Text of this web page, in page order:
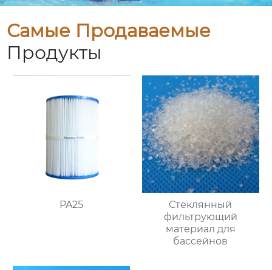
Самые Продаваемые
Продукты
PA25
Стеклянный
фильтрующий
материал для
бассейнов